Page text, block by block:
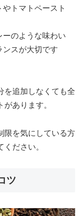
トマトペースト
ーのような味わい
ンスが大切です
を追加しなくても全
あります。
限を気にしている方
ださい。
ツ